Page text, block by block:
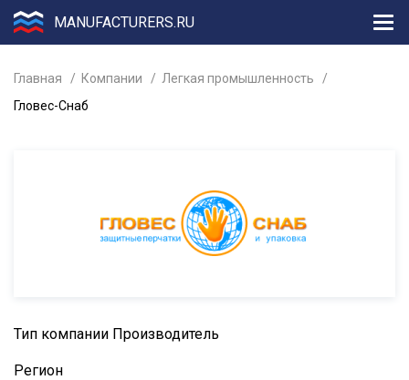
MANUFACTURERS.RU
Главная Компании
Легкая промышленность
Гловес-Снаб
Тип компании Производитель
Регион